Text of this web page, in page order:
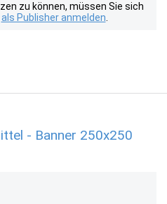
zu können, müssen Sie sich
als Publisher anmelden
- Banner 250x250